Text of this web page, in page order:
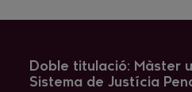
Doble titulació: Màster
Sistema de Justícia